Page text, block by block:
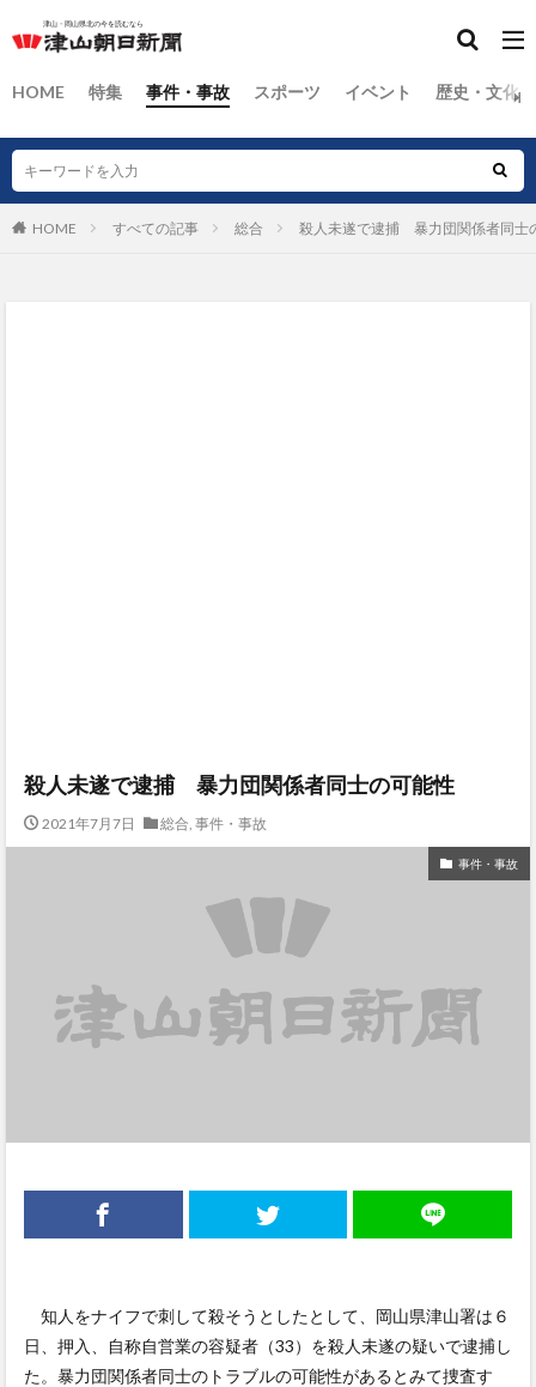
HOME 特集 事件・事故 スポーツ イベント 歴史・文化
HOME すべての記事 総合 殺人未遂で逮捕 暴力団関係者同士
殺人未遂で逮捕 暴力団関係者同士の可能性
2021年7月7日 総合, 事件・事故
事件・事故
知人をナイフで刺して殺そうとしたとして、岡山県津山署は６
日、押入、自称自営業の容疑者（33）を殺人未遂の疑いで逮捕し
た。暴力団関係者同士のトラブルの可能性があるとみて捜査す